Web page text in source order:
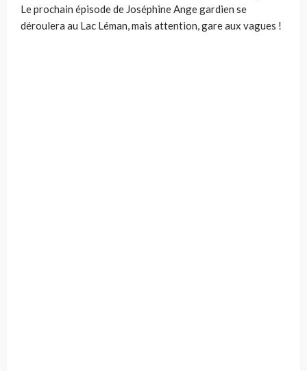
Le prochain épisode de Joséphine Ange gardien se
déroulera au Lac Léman, mais attention, gare aux vagues !